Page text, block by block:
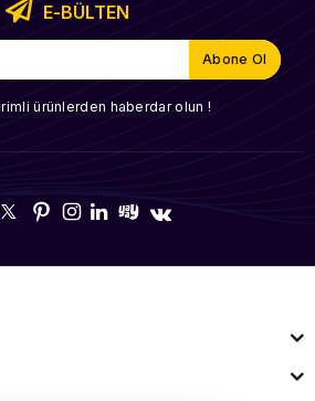
E-BÜLTEN
ürünlerden haberdar olun !